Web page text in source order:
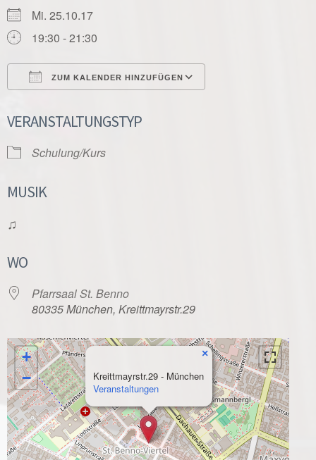
Mi. 25.10.17
19:30 - 21:30
ZUM KALENDER HINZUFÜGEN
VERANSTALTUNGSTYP
Schulung/Kurs
MUSIK
♫
WO
Pfarrsaal St. Benno
80335 München, Kreittmayrstr.29
Kreittmayrstr.29 - München
Veranstaltungen
×
+
−